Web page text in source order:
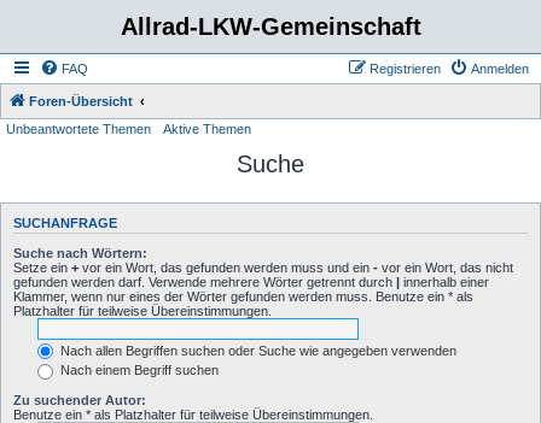
Allrad-LKW-Gemeinschaft
FAQ Anmelden
Registrieren
Foren-Übersicht
Unbeantwortete Themen
Aktive Themen
Suche
SUCHANFRAGE
Suche nach Wörtern:
Setze ein + vor ein Wort, das gefunden werden muss und ein - vor ein Wort, das nicht
gefunden werden darf. Verwende mehrere Wörter getrennt durch | innerhalb einer
Klammer, wenn nur eines der Wörter gefunden werden muss. Benutze ein * als
Platzhalter für teilweise Übereinstimmungen.
Nach allen Begriffen suchen oder Suche wie angegeben verwenden
Nach einem Begriff suchen
Zu suchender Autor:
Benutze ein * als Platzhalter für teilweise Übereinstimmungen.